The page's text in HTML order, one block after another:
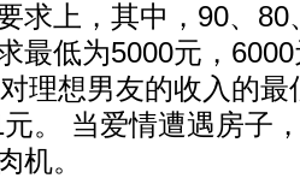
求上，其中，90、80
最低为5000元，
理想男友的收入的最
。 当爱情遭遇房子
机。